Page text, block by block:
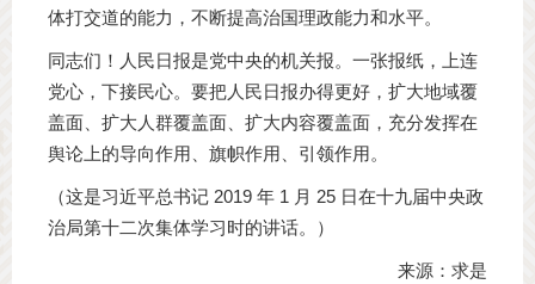
体打交道的能力，不断提高治国理政能力和水平。
同志们！人民日报是党中央的机关报。一张报纸，上连
党心，下接民心。要把人民日报办得更好，扩大地域覆
盖面、扩大人群覆盖面、扩大内容覆盖面，充分发挥在
舆论上的导向作用、旗帜作用、引领作用。
（这是习近平总书记 2019 年 1 月 25 日在十九届中央政
治局第十二次集体学习时的讲话。）
来源：求是